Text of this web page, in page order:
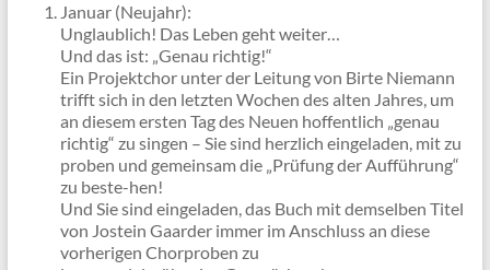
Januar (Neujahr):
Unglaublich! Das Leben geht weiter…
Und das ist: „Genau richtig!“
Ein Projektchor unter der Leitung von Birte Niemann
trifft sich in den letzten Wochen des alten Jahres, um
an diesem ersten Tag des Neuen hoffentlich „genau
richtig“ zu singen – Sie sind herzlich eingeladen, mit zu
proben und gemeinsam die „Prüfung der Aufführung“
zu beste-hen!
Und Sie sind eingeladen, das Buch mit demselben Titel
von Jostein Gaarder immer im Anschluss an diese
vorherigen Chorproben zu